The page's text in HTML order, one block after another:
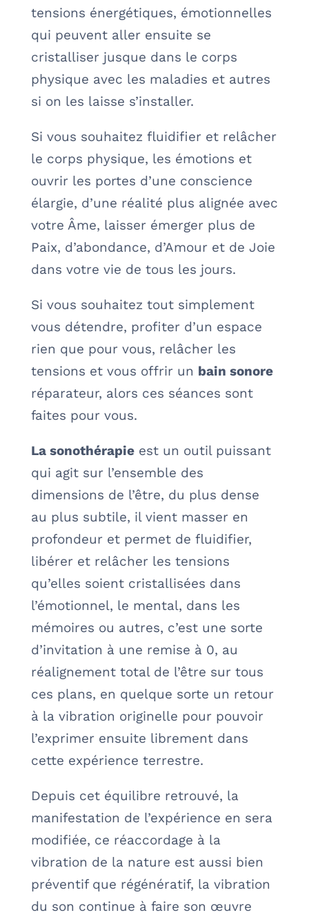
tensions énergétiques, émotionnelles
qui peuvent aller ensuite se
cristalliser jusque dans le corps
physique avec les maladies et autres
si on les laisse s’installer.
Si vous souhaitez fluidifier et relâcher
le corps physique, les émotions et
ouvrir les portes d’une conscience
élargie, d’une réalité plus alignée avec
votre Âme, laisser émerger plus de
Paix, d’abondance, d’Amour et de Joie
dans votre vie de tous les jours.
Si vous souhaitez tout simplement
vous détendre, profiter d’un espace
rien que pour vous, relâcher les
tensions et vous offrir un bain sonore
réparateur, alors ces séances sont
faites pour vous.
La sonothérapieest un outil puissant
qui agit sur l’ensemble des
dimensions de l’être, du plus dense
au plus subtile, il vient masser en
profondeur et permet de fluidifier,
libérer et relâcher les tensions
qu’elles soient cristallisées dans
l’émotionnel, le mental, dans les
mémoires ou autres, c’est une sorte
d’invitation à une remise à 0, au
réalignement total de l’être sur tous
ces plans, en quelque sorte un retour
à la vibration originelle pour pouvoir
l’exprimer ensuite librement dans
cette expérience terrestre.
Depuis cet équilibre retrouvé, la
manifestation de l’expérience en sera
modifiée, ce réaccordage à la
vibration de la nature est aussi bien
préventif que régénératif, la vibration
du son continue à faire son œuvre